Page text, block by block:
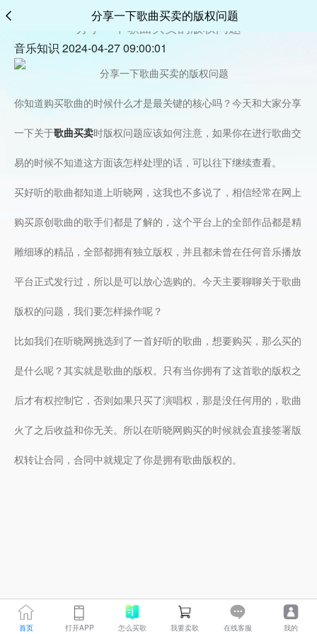
分享一下歌曲买卖的版权问题
分享一下歌曲买卖的版权问题
音乐知识 2024-04-27 09:00:01
你知道购买歌曲的时候什么才是最关键的核心吗？今天和大家分享
一下关于歌曲买卖时版权问题应该如何注意，如果你在进行歌曲交
易的时候不知道这方面该怎样处理的话，可以往下继续查看。
买好听的歌曲都知道上听晓网，这我也不多说了，相信经常在网上
购买原创歌曲的歌手们都是了解的，这个平台上的全部作品都是精
雕细琢的精品，全部都拥有独立版权，并且都未曾在任何音乐播放
平台正式发行过，所以是可以放心选购的。今天主要聊聊关于歌曲
版权的问题，我们要怎样操作呢？
比如我们在听晓网挑选到了一首好听的歌曲，想要购买，那么买的
是什么呢？其实就是歌曲的版权。只有当你拥有了这首歌的版权之
后才有权控制它，否则如果只买了演唱权，那是没任何用的，歌曲
火了之后收益和你无关。所以在听晓网购买的时候就会直接签署版
权转让合同，合同中就规定了你是拥有歌曲版权的。
首页 打开APP 怎么买歌 我要卖歌 在线客服 我的